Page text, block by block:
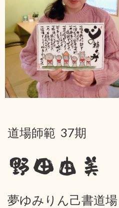
道場師範 37期
野田由美
夢ゆみりん己書道場